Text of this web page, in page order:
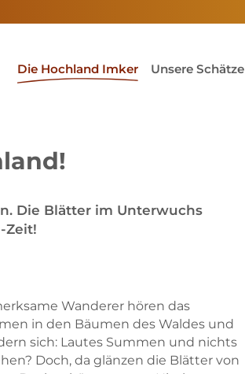
Die Hochland Imker(current)1
Unsere Schätze
Die Blätter im Unterwuchs
Zeit!
Wanderer hören das
in den Bäumen des Waldes und
sich: Lautes Summen und nichts
Doch, da glänzen die Blätter von